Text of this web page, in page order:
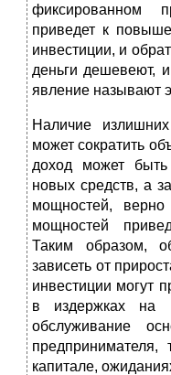
фиксированном
приведет к
инвестиции, и
деньги дешевеют,
явление называют
Наличие
может сократить
доход может
новых средств, а
мощностей,
мощностей
Таким образом,
зависеть от
инвестиции могут
в издержках на
обслуживание
предпринимателя,
капитале,